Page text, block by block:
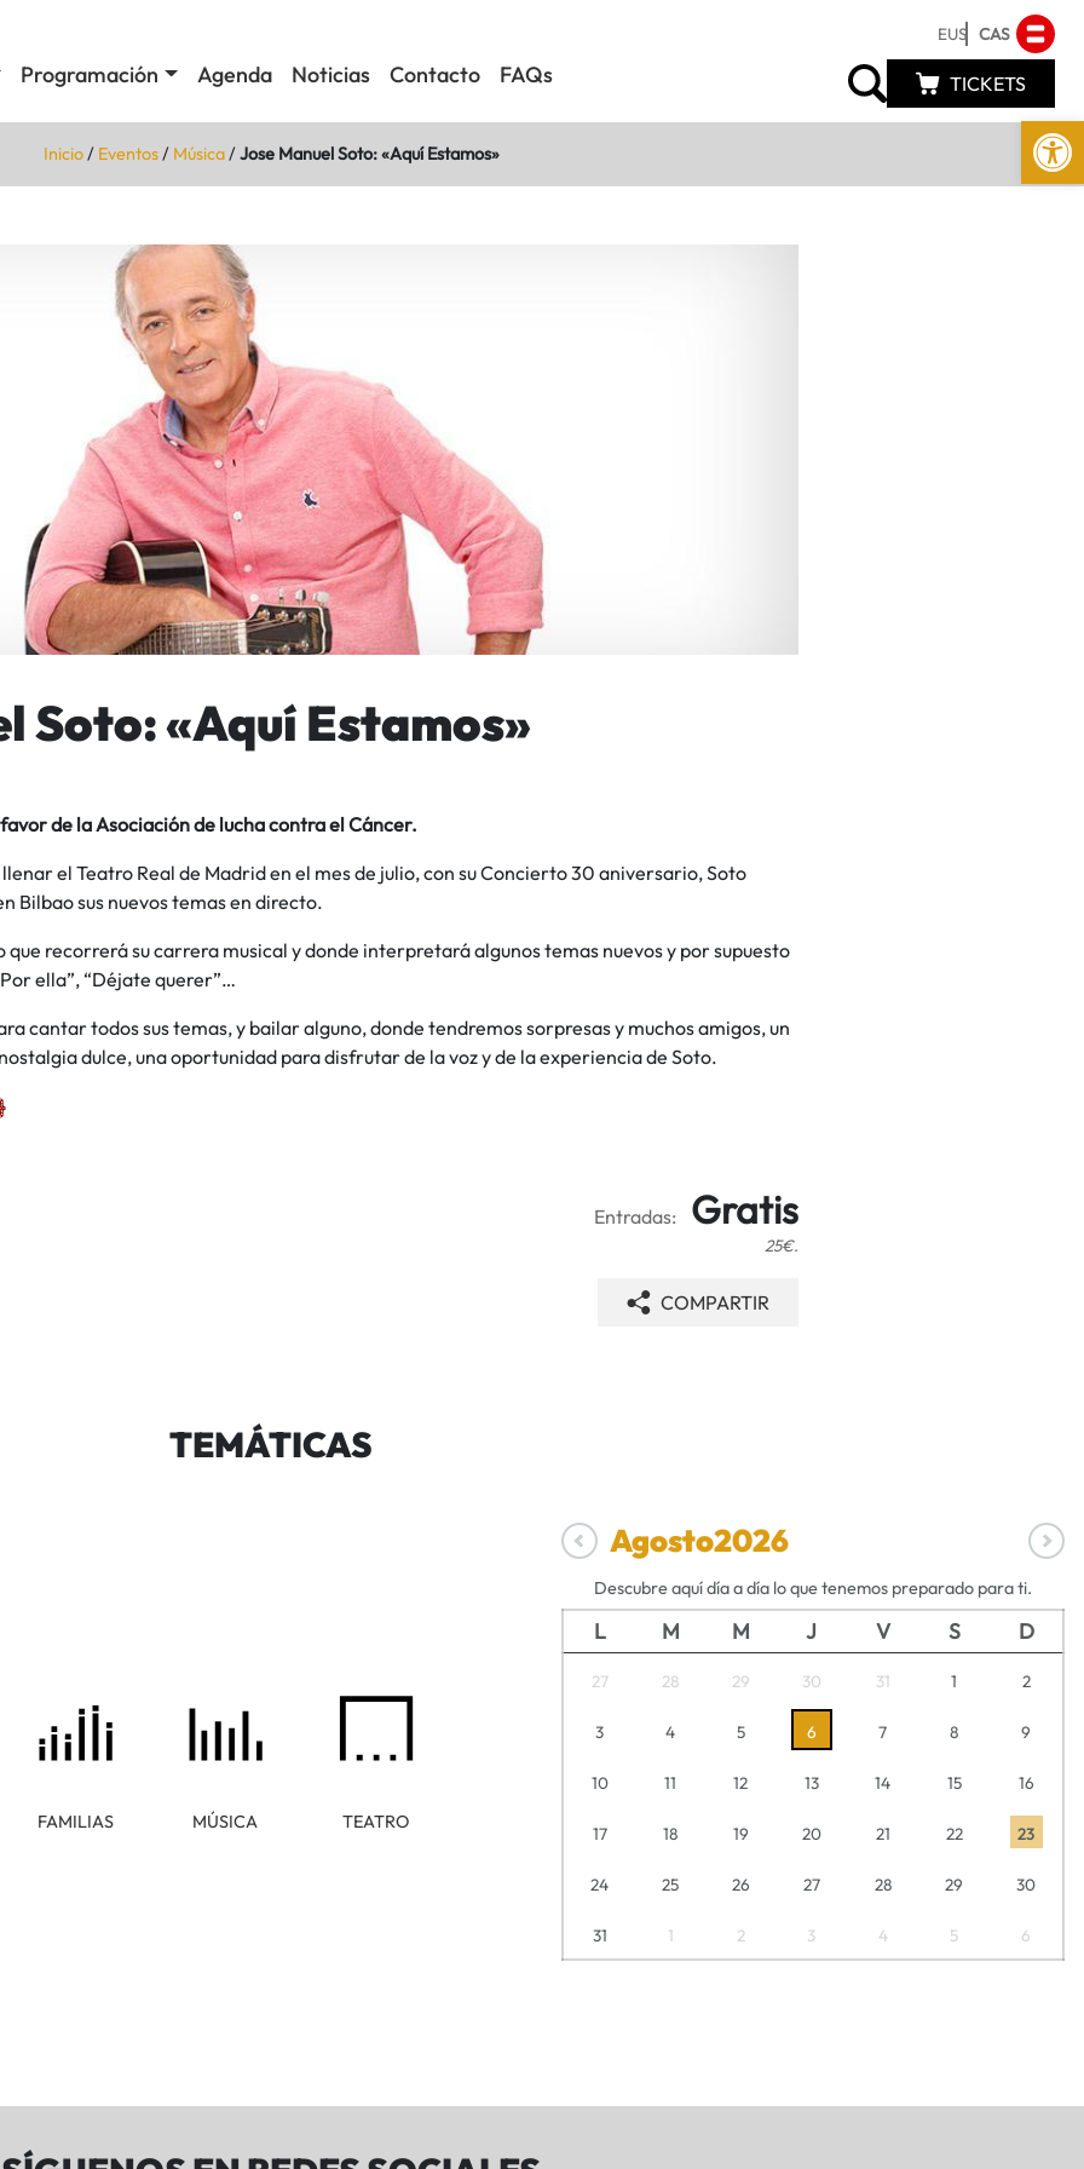
Abrir
Programación Agenda Noticias Contacto FAQs
EUS CAS
TICKETS
Inicio/ Eventos/ Música/Jose Manuel Soto: «Aquí Estamos»
Soto: «Aquí Estamos»
de la Asociación de lucha contra el Cáncer.
llenar el Teatro Real de Madrid en el mes de julio, con su Concierto 30 aniversario, Soto
Bilbao sus nuevos temas en directo.
que recorrerá su carrera musical y donde interpretará algunos temas nuevos y por supuesto
ella”, “Déjate querer”…
cantar todos sus temas, y bailar alguno, donde tendremos sorpresas y muchos amigos, un
dulce, una oportunidad para disfrutar de la voz y de la experiencia de Soto.
Entradas: Gratis
25€.
COMPARTIR
TEMÁTICAS
FAMILIAS MÚSICA TEATRO
Agosto2026
Descubre aquí día a día lo que tenemos preparado para ti.
L M M J V S D
27 28 29 30 31 1 2
3 4 5 6 7 8 9
10 11 12 13 14 15 16
17 18 19 20 21 22 23
24 25 26 27 28 29 30
31 1 2 3 4 5 6